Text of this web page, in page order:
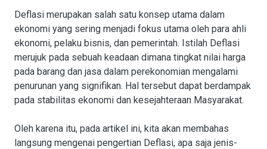
Deflasi merupakan salah satu konsep utama dalam
ekonomi yang sering menjadi fokus utama oleh para ahli
ekonomi, pelaku bisnis, dan pemerintah. Istilah Deflasi
merujuk pada sebuah keadaan dimana tingkat nilai harga
pada barang dan jasa dalam perekonomian mengalami
penurunan yang signifikan. Hal tersebut dapat berdampak
pada stabilitas ekonomi dan kesejahteraan Masyarakat.
Oleh karena itu, pada artikel ini, kita akan membahas
langsung mengenai pengertian Deflasi, apa saja jenis-